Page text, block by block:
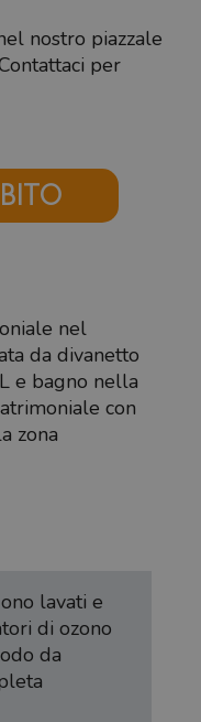
nostro piazzale
per
nel
da divanetto
e bagno nella
con
zona
lavati e
di ozono
da